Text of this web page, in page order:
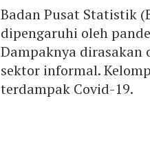
Badan Pusat Statistik
dipengaruhi oleh
Dampaknya dirasakan
sektor informal.
terdampak Covid-19.